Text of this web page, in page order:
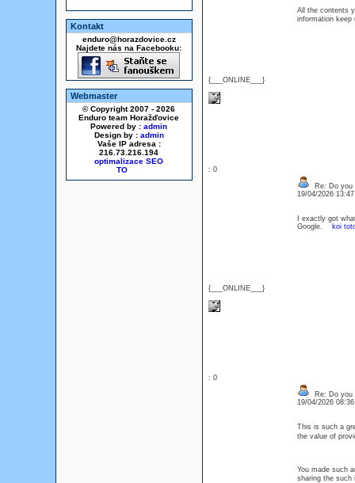
Kontakt
enduro@horazdovice.cz
Najdete nás na Facebooku:
Webmaster
© Copyright 2007 - 2026
Enduro team Horažďovice
Powered by : admin
Design by : admin
Vaše IP adresa :
216.73.216.194
optimalizace SEO
{___ONLINE___}
All the contents
information
: 0
{___ONLINE___}
Re: Do you
19/04/2026
I exactly got
Google.
koi
: 0
Re: Do you
19/04/2026
This is such a
the value of
You made such
sharing the